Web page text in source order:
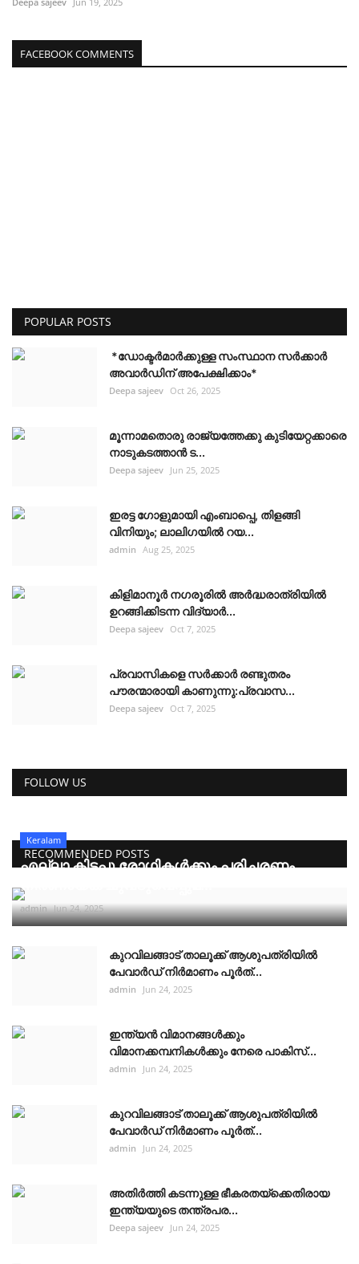
FACEBOOK COMMENTS
POPULAR POSTS
*ഡോക്ടർമാർക്കുള്ള സംസ്ഥാന സർക്കാർ
അവാർഡിന് അപേക്ഷിക്കാം*
Deepa sajeev Oct 26, 2025
മൂന്നാമതൊരു രാജ്യത്തേക്കു കുടിയേറ്റക്കാരെ
നാടുകടത്താൻ ട...
Deepa sajeev Jun 25, 2025
ഇരട്ട ഗോളുമായി എംബാപ്പെ, തിളങ്ങി
വിനിയും; ലാലിഗയില്‍ റയ...
admin Aug 25, 2025
കിളിമാനൂർ നഗരൂരിൽ അർദ്ധരാത്രിയിൽ
ഉറങ്ങിക്കിടന്ന വിദ്യാർ...
Deepa sajeev Oct 7, 2025
പ്രവാസികളെ സർക്കാർ രണ്ടുതരം
പൗരന്മാരായി കാണുന്നു:പ്രവാസ...
Deepa sajeev Oct 7, 2025
FOLLOW US
RECOMMENDED POSTS
Keralam
എല്ലാ കിടപ്പു രോഗികൾക്കും പരിചരണം
നിർണായക ചുവടുവെപ്പുമ...
admin Jun 24, 2025
കുറവിലങ്ങാട് താലൂക്ക് ആശുപത്രിയിൽ
പേവാർഡ് നിർമാണം പൂർത്...
admin Jun 24, 2025
ഇന്ത്യൻ വിമാനങ്ങൾക്കും
വിമാനക്കമ്പനികൾക്കും നേരെ പാകിസ്...
admin Jun 24, 2025
കുറവിലങ്ങാട് താലൂക്ക് ആശുപത്രിയിൽ
പേവാർഡ് നിർമാണം പൂർത്...
admin Jun 24, 2025
അതിർത്തി കടന്നുള്ള ഭീകരതയ്ക്കെതിരായ
ഇന്ത്യയുടെ തന്ത്രപര...
Deepa sajeev Jun 24, 2025